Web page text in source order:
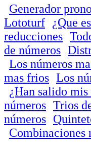
Generador
Lototurf
¿Que
reducciones
de números
Los números
mas frios Los
¿Han salido mis
números Trios
números
Combinaciones